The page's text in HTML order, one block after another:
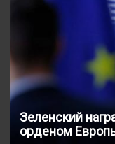
Зеленский
орденом